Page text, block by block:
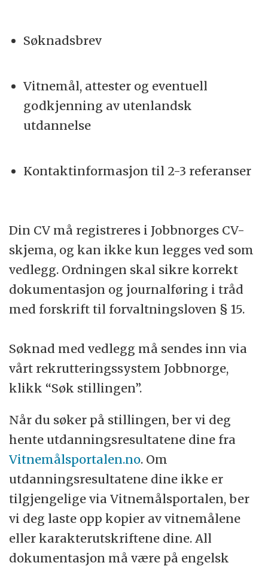
Søknadsbrev
Vitnemål, attester og eventuell
godkjenning av utenlandsk
utdannelse
Kontaktinformasjon til 2-3 referanser
Din CV må registreres i Jobbnorges CV-
skjema, og kan ikke kun legges ved som
vedlegg. Ordningen skal sikre korrekt
dokumentasjon og journalføring i tråd
med forskrift til forvaltningsloven § 15.
Søknad med vedlegg må sendes inn via
vårt rekrutteringssystem Jobbnorge,
klikk “Søk stillingen”.
Når du søker på stillingen, ber vi deg
hente utdanningsresultatene dine fra
Vitnemålsportalen.no. Om
utdanningsresultatene dine ikke er
tilgjengelige via Vitnemålsportalen, ber
vi deg laste opp kopier av vitnemålene
eller karakterutskriftene dine. All
dokumentasjon må være på engelsk